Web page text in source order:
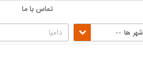
تماس با ما
ها --